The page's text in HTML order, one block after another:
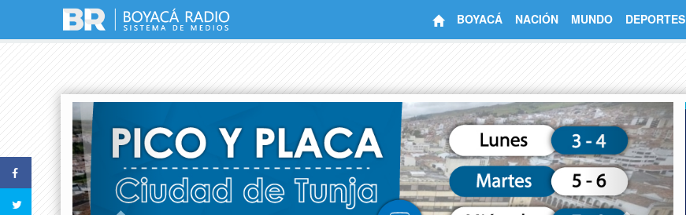
BOYACÁ NACIÓN MUNDO DEPORTES
Next